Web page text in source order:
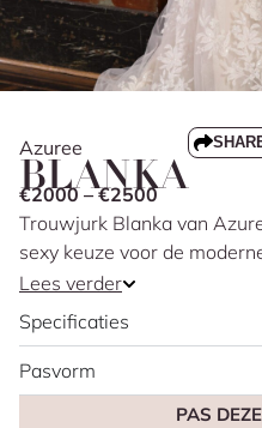
Azuree
BLANKA
€2000 – €2500
Trouwjurk Blanka van
sexy keuze voor de
met plunge decolleté en
een verleidelijk karakter,
de zijkanten zorgen voor
glittertule volgt het lichaam
mermaidvorm en eindigt in
Lees verder
Specificaties
Pasvorm
PAS